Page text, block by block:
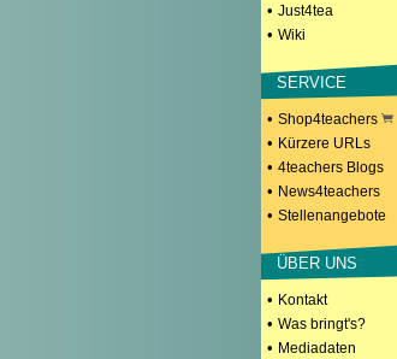
• Just4tea
• Wiki
SERVICE
• Shop4teachers
• Kürzere URLs
• 4teachers Blogs
• News4teachers
• Stellenangebote
ÜBER UNS
• Kontakt
• Was bringt's?
• Mediadaten